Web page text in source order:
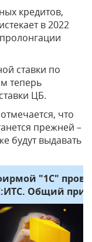
кредитов,
в 2022
ставки по
теперь
ЦБ.
что
прежней –
будут выдавать
"1С"
Общий